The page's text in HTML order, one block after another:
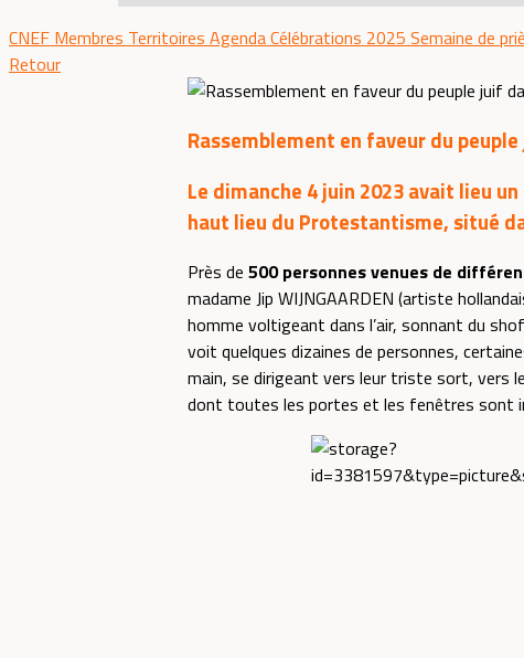
CNEF Membres Territoires AgendaCélébrations 2025 Semaine de
Retour
Rassemblement en faveur du
Le dimanche 4 juin 2023 avait lieu un
haut lieu du Protestantisme, situé
Près de 500 personnes venues de
madame Jip WIJNGAARDEN (artiste
homme voltigeant dans l’air, sonnant du
voit quelques dizaines de personnes,
main, se dirigeant vers leur triste sort, vers
dont toutes les portes et les fenêtres sont